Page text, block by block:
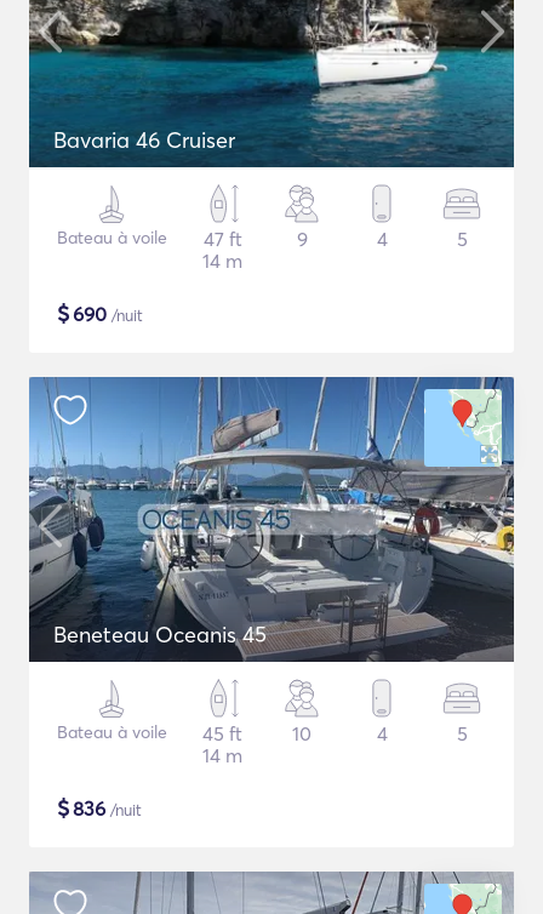
Bavaria 46 Cruiser
Bateau à voile
47 ft
14 m
9 4 5
$690 /nuit
Beneteau Oceanis 45
Bateau à voile
45 ft
14 m
10 4 5
$836 /nuit